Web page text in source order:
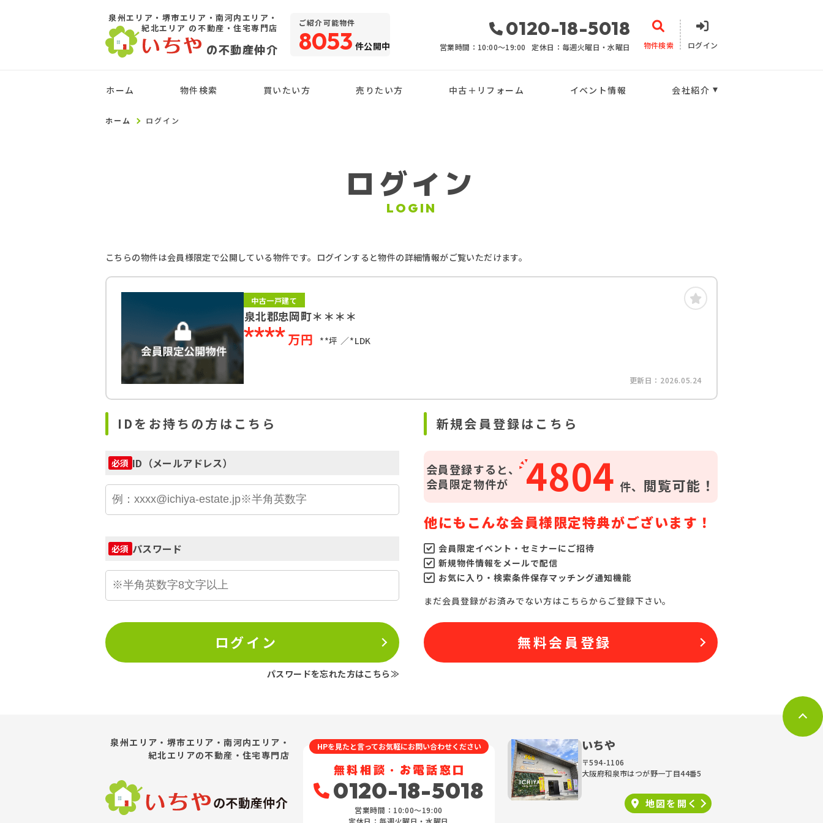
泉州エリア・堺市エリア・南河内エリア・
紀北エリア の不動産・住宅専門店
の不動産仲介
ご紹介可能物件
8053 件公開中
0120-18-5018
営業時間：10:00〜19:00 定休日：毎週火曜日・水曜日 物件検索 ログイン
ホーム 物件検索 買いたい方 売りたい方 中古＋リフォーム イベント情報 会社紹介
ホーム ログイン
ログイン
LOGIN
こちらの物件は会員様限定で公開している物件です。ログインすると物件の詳細情報がご覧いただけます。
中古一戸建て
泉北郡忠岡町＊＊＊＊
****万円 **坪 *LDK
更新日：2026.05.24
IDをお持ちの方はこちら
必須 ID（メールアドレス）
必須 パスワード
ログイン
パスワードを忘れた方はこちら≫
新規会員登録はこちら
会員登録すると、
会員限定物件が
4804 件、 閲覧可能！
他にもこんな会員様限定特典がございます！
会員限定イベント・セミナーにご招待
新規物件情報をメールで配信
お気に入り・検索条件保存マッチング通知機能
まだ会員登録がお済みでない方はこちらからご登録下さい。
無料会員登録
泉州エリア・堺市エリア・南河内エリア・
紀北エリアの不動産・住宅専門店
の不動産仲介
HPを見たと言ってお気軽にお問い合わせください
無料相談・お電話窓口
0120-18-5018
営業時間：10:00〜19:00
いちや
〒594-1106
大阪府和泉市はつが野一丁目44番5
地図を 開く